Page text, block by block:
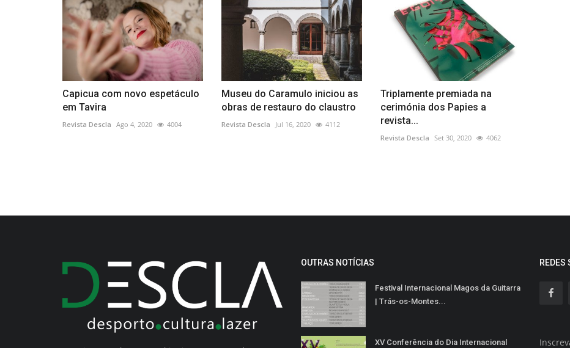
Capicua com novo espetáculo
em Tavira
Revista Descla Ago 4, 2020 4004
Museu do Caramulo iniciou as
obras de restauro do claustro
Revista Descla Jul 16, 2020 4112
Triplamente premiada na
cerimónia dos Papies a
revista...
Revista Descla Set 30, 2020 4062
OUTRAS NOTÍCIAS
Festival Internacional Magos da Guitarra
| Trás-os-Montes...
XV Conferência do Dia Internacional
REDES